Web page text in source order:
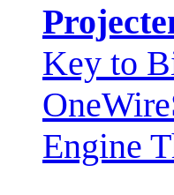
Key to
Engine